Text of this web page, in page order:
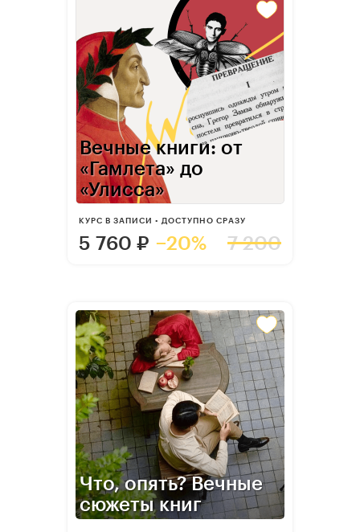
Вечные книги: от
«Гамлета» до
«Улисса»
КУРС В ЗАПИСИ • ДОСТУПНО СРАЗУ
5 760 ₽ −20% 7 200
Что, опять? Вечные
сюжеты книг